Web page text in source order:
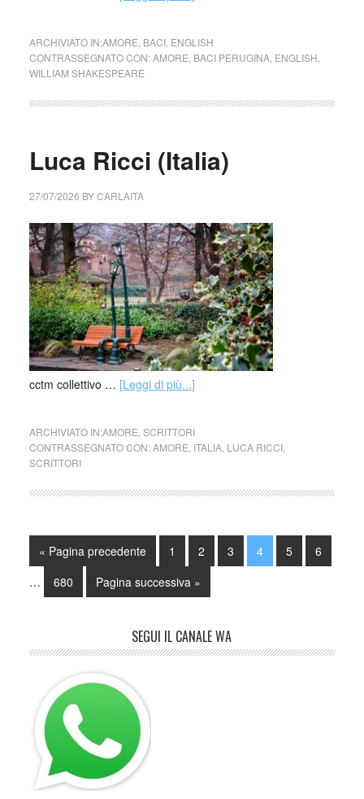
ARCHIVIATO IN:AMORE BACI, ENGLISH
CONTRASSEGNATO CON:AMORE BACI PERUGINA, ENGLISH
WILLIAM SHAKESPEARE
Luca Ricci (Italia)
27/07/2026 BYCARLAITA
cctm collettivo … [Leggi di più...]
ARCHIVIATO IN:AMORE SCRITTORI
CONTRASSEGNATO CON:AMORE ITALIA, LUCA RICCI,
SCRITTORI
« Pagina precedente 1 2 3 4 5
6
…
680 Pagina successiva »
SEGUI IL CANALE WA